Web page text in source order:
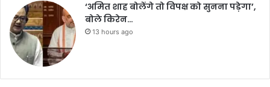
‘अमित शाह बोलेंगे तो विपक्ष को सुनना पड़ेगा’,
बोले किरेन…
13 hours ago